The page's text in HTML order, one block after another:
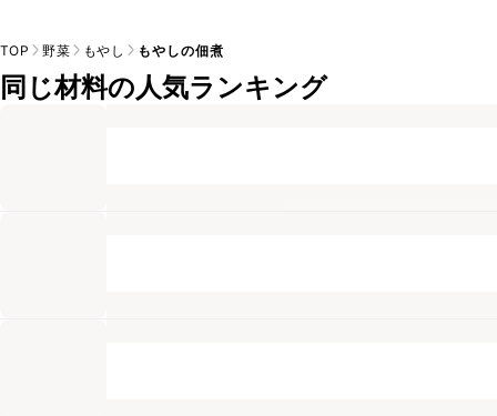
TOP 野菜 もやし もやしの佃煮
同じ材料の人気ランキング